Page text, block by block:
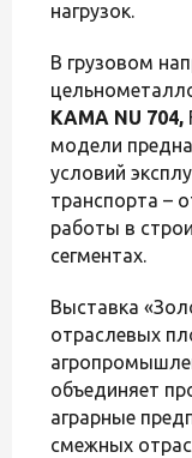
нагрузок.
В грузовом
KAMA NU 704,
модели
условий
транспорта –
работы в
сегментах.
Выставка
отраслевых
объединяет
аграрные
смежных